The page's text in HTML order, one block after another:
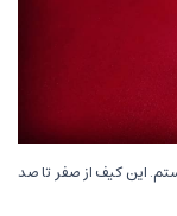
این کیف از صفر تا صد